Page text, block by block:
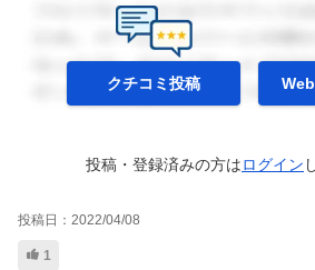
クチコミ投稿
投稿・登録済みの方はログイン
投稿日： 2022/04/08
1